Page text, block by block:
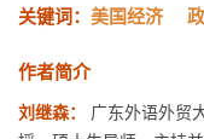
关键词： 美国经济
作者简介
刘继森：
广东外语外贸